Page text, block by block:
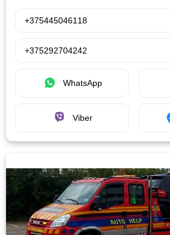
+375445046118
+375292704242
WhatsApp
Viber